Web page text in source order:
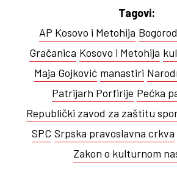
Tagovi:
AP Kosovo i Metohija
Gračanica Kosovo i Metohija
Maja Gojković manastiri
Patrijarh Porfirije Pećka
Republički zavod za zaštitu
SPC Srpska pravoslavna crkva
Zakon o kulturnom